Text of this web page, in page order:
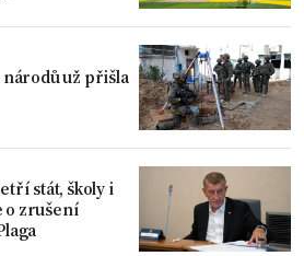
už přišla
stát, školy i
o zrušení